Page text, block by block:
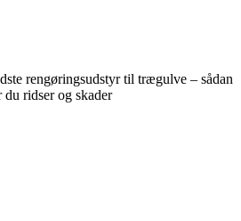
rengøringsudstyr til trægulve – sådan
du ridser og skader